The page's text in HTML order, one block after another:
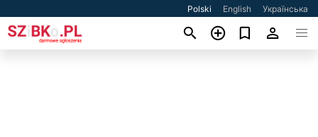
Polski English Українська